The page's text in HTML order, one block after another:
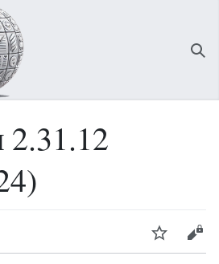
2.31.12
Спостерігати Редагувати